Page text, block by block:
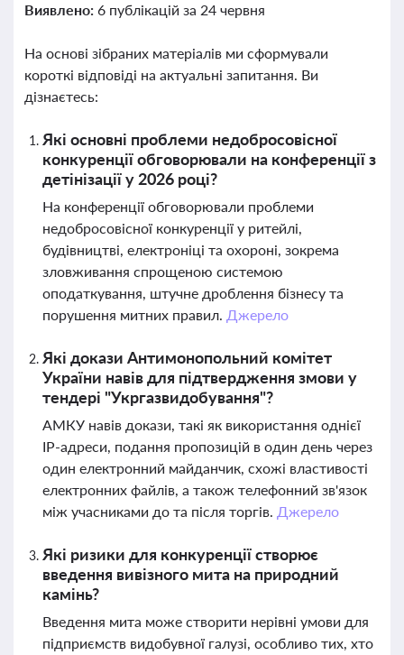
Виявлено: 6 публікацій за 24 червня
На основі зібраних матеріалів ми сформували
короткі відповіді на актуальні запитання. Ви
дізнаєтесь:
Які основні проблеми недобросовісної
конкуренції обговорювали на конференції з
детінізації у 2026 році?
На конференції обговорювали проблеми
недобросовісної конкуренції у ритейлі,
будівництві, електроніці та охороні, зокрема
зловживання спрощеною системою
оподаткування, штучне дроблення бізнесу та
порушення митних правил. Джерело
Які докази Антимонопольний комітет
України навів для підтвердження змови у
тендері "Укргазвидобування"?
АМКУ навів докази, такі як використання однієї
IP-адреси, подання пропозицій в один день через
один електронний майданчик, схожі властивості
електронних файлів, а також телефонний зв'язок
між учасниками до та після торгів. Джерело
Які ризики для конкуренції створює
введення вивізного мита на природний
камінь?
Введення мита може створити нерівні умови для
підприємств видобувної галузі, особливо тих, хто